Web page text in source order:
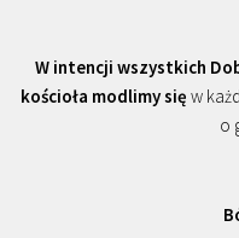
W intencji wszystkich
kościoła modlimy się w
o